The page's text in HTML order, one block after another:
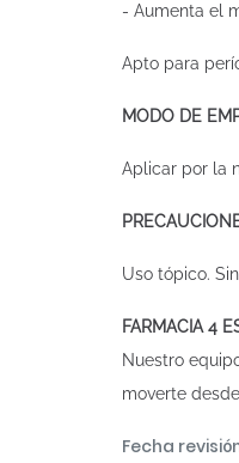
- Aumenta el
Apto para
MODO DE
Aplicar por la
Uso tópico.
FARMACIA 4
Nuestro
moverte
Fecha